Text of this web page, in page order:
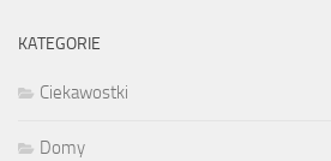
KATEGORIE
Ciekawostki
Domy